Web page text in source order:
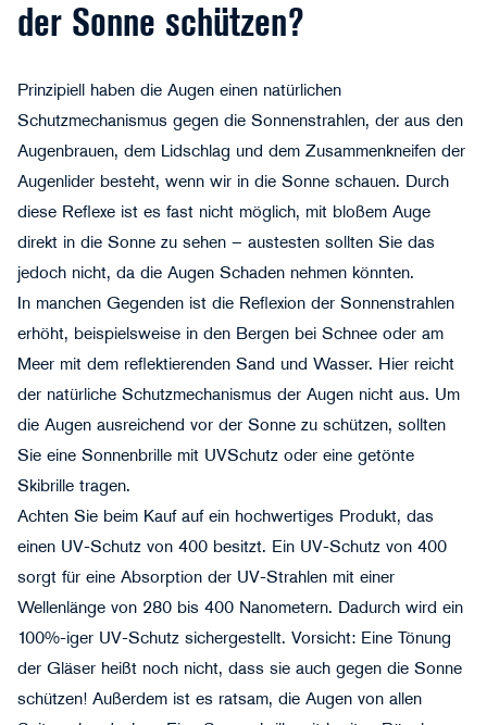
der Sonne schützen?
Prinzipiell haben die Augen einen natürlichen
Schutzmechanismus gegen die Sonnenstrahlen, der aus den
Augenbrauen, dem Lidschlag und dem Zusammenkneifen der
Augenlider besteht, wenn wir in die Sonne schauen. Durch
diese Reflexe ist es fast nicht möglich, mit bloßem Auge
direkt in die Sonne zu sehen – austesten sollten Sie das
jedoch nicht, da die Augen Schaden nehmen könnten.
In manchen Gegenden ist die Reflexion der Sonnenstrahlen
erhöht, beispielsweise in den Bergen bei Schnee oder am
Meer mit dem reflektierenden Sand und Wasser. Hier reicht
der natürliche Schutzmechanismus der Augen nicht aus. Um
die Augen ausreichend vor der Sonne zu schützen, sollten
Sie eine Sonnenbrille mit UVSchutz oder eine getönte
Skibrille tragen.
Achten Sie beim Kauf auf ein hochwertiges Produkt, das
einen UV-Schutz von 400 besitzt. Ein UV-Schutz von 400
sorgt für eine Absorption der UV-Strahlen mit einer
Wellenlänge von 280 bis 400 Nanometern. Dadurch wird ein
100%-iger UV-Schutz sichergestellt. Vorsicht: Eine Tönung
der Gläser heißt noch nicht, dass sie auch gegen die Sonne
schützen! Außerdem ist es ratsam, die Augen von allen